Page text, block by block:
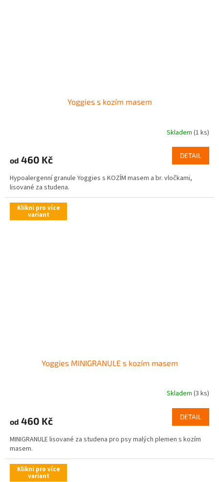
Yoggies s kozím masem
Skladem (1 ks)
od 460 Kč DETAIL
Hypoalergenní granule Yoggies s KOZÍM masem a br. vločkami,
lisované za studena.
Klikni pro více
variant
Yoggies MINIGRANULE s kozím masem
Skladem (3 ks)
od 460 Kč DETAIL
MINIGRANULE lisované za studena pro psy malých plemen s kozím
masem.
Klikni pro více
variant